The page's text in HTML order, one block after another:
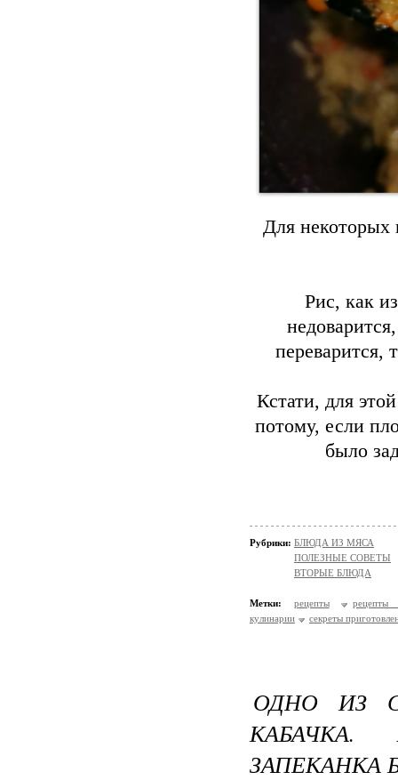
Для некоторых
Рис, как
переварится,
Кстати, для
потому, если
было
Рубрики: БЛЮДА ИЗ МЯСА
ПОЛЕЗНЫЕ СОВЕТЫ
ВТОРЫЕ БЛЮДА
Метки: рецепты
рецепты
кулинарии
секреты
ОДНО ИЗ
КАБАЧКА.
ЗАПЕКАНКА